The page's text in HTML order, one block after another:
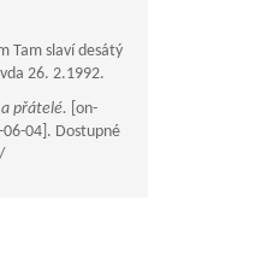
Tam slaví desátý
26. 2.1992.
a přátelé. [on-
04]. Dostupné